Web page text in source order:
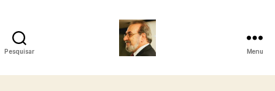
Pesquisar Menu